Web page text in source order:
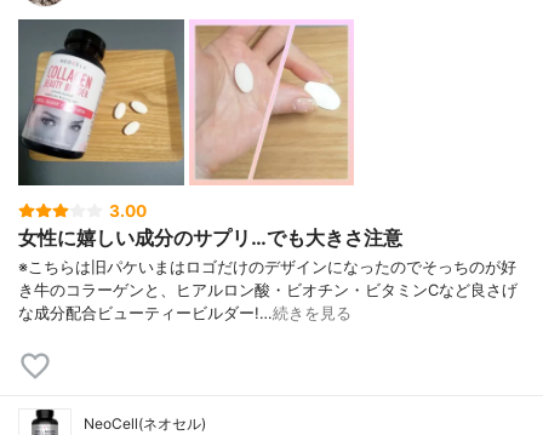
3.00
女性に嬉しい成分のサプリ…でも大きさ注意
※こちらは旧パケいまはロゴだけのデザインになったのでそっちのが好
き牛のコラーゲンと、ヒアルロン酸・ビオチン・ビタミンCなど良さげ
な成分配合ビューティービルダー!…続きを見る
NeoCell(ネオセル)